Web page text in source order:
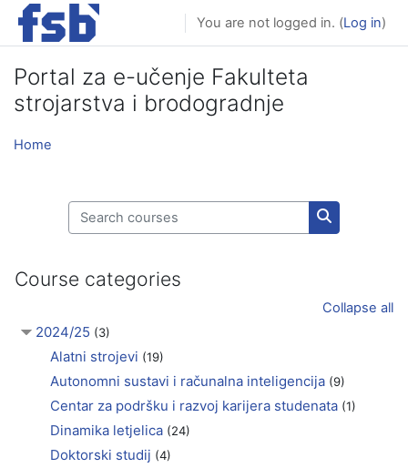
Skip to main content
You are not logged in. (Log in)
Portal za e-učenje Fakulteta
strojarstva i brodogradnje
Home
Search courses
Search
Course categories
Collapse all
2024/25 (3)
Alatni strojevi (19)
Autonomni sustavi i računalna inteligencija (9)
Centar za podršku i razvoj karijera studenata (1)
Dinamika letjelica (24)
Doktorski studij (4)